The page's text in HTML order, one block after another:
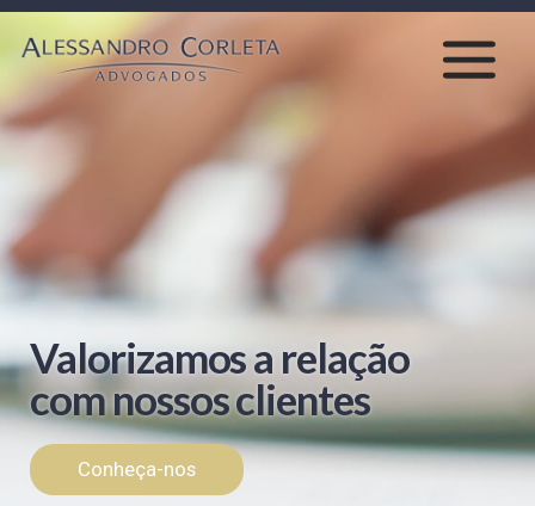
Valorizamos a relação
com nossos clientes
Conheça-nos